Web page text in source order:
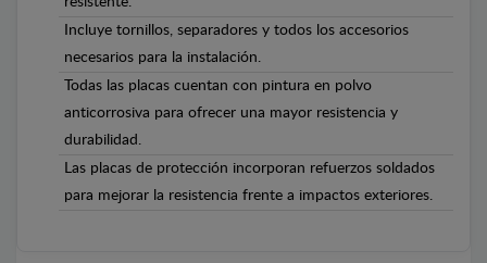
Incluye tornillos, separadores y todos los accesorios
necesarios para la instalación.
Todas las placas cuentan con pintura en polvo
anticorrosiva para ofrecer una mayor resistencia y
durabilidad.
Las placas de protección incorporan refuerzos soldados
para mejorar la resistencia frente a impactos exteriores.